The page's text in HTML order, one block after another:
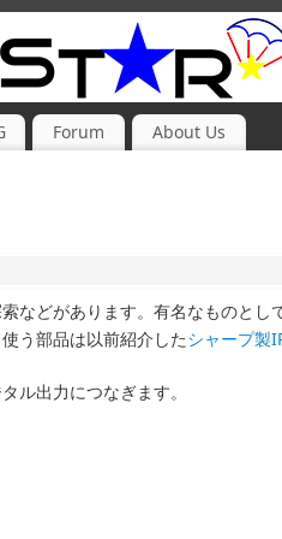
Forum About Us
などがあります。有名なものとし
う部品は以前紹介したシャープ製
ル出力につなぎます。